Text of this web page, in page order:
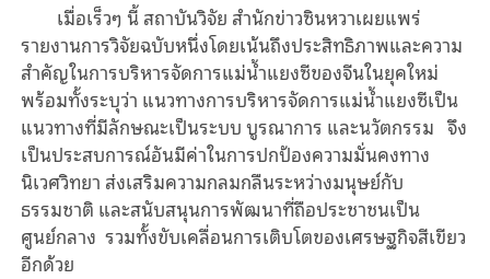
เมื่อเร็วๆ นี้ สถาบันวิจัย สำนักข่าวซินหวาเผยแพร่
รายงานการวิจัยฉบับหนึ่งโดยเน้นถึงประสิทธิภาพและความ
สำคัญในการบริหารจัดการแม่น้ำแยงซีของจีนในยุคใหม่
พร้อมทั้งระบุว่า แนวทางการบริหารจัดการแม่น้ำแยงซีเป็น
แนวทางที่มีลักษณะเป็นระบบ บูรณาการ และนวัตกรรม จึง
เป็นประสบการณ์อันมีค่าในการปกป้องความมั่นคงทาง
นิเวศวิทยา ส่งเสริมความกลมกลืนระหว่างมนุษย์กับ
ธรรมชาติ และสนับสนุนการพัฒนาที่ถือประชาชนเป็น
ศูนย์กลาง รวมทั้งขับเคลื่อนการเติบโตของเศรษฐกิจสีเขียว
อีกด้วย